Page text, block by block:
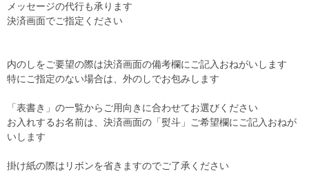
メッセージの代行も承ります
決済画面でご指定ください
内のしをご要望の際は決済画面の備考欄にご記入おねがいします
特にご指定のない場合は、外のしでお包みします
「表書き」の一覧からご用向きに合わせてお選びください
お入れするお名前は、決済画面の「熨斗」ご希望欄にご記入おねが
いします
掛け紙の際はリボンを省きますのでご了承ください